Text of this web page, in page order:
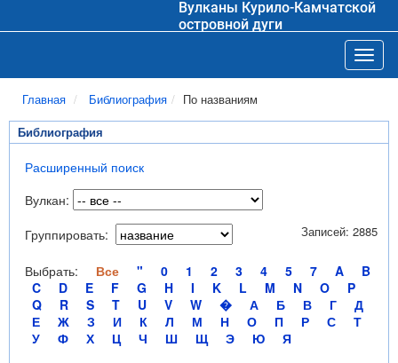
Вулканы Курило-Камчатской
островной дуги
Главная Библиография По названиям
Библиография
Расширенный поиск
Вулкан:
Группировать:
Выбрать: Все " 0 1 2 3 4 5 7 A
B
C
D E F G H I K L M N O
P
Q
R S T U V W � А Б В Г
Д
Е
Ж З И К Л М Н О П Р С
Т
У
Ф Х Ц Ч Ш Щ Э Ю Я
Записей: 2885